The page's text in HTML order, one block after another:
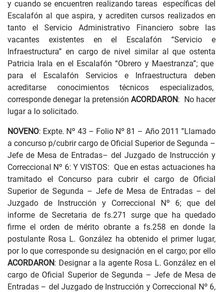
y cuando se encuentren realizando tareas específicas del
Escalafón al que aspira, y acrediten cursos realizados en
tanto el Servicio Administrativo Financiero sobre las
vacantes existentes en el Escalafón “Servicio e
Infraestructura” en cargo de nivel similar al que ostenta
Patricia Irala en el Escalafón “Obrero y Maestranza”; que
para el Escalafón Servicios e Infraestructura deben
acreditarse conocimientos técnicos especializados,
corresponde denegar la pretensiónACORDARON: No hacer
lugar a lo solicitado.
NOVENO: Expte. Nº 43 – Folio Nº 81 – Año 2011 ”Llamado
a concurso p/cubrir cargo de Oficial Superior de Segunda –
Jefe de Mesa de Entradas– del Juzgado de Instrucción y
Correccional Nº 6: Y VISTOS: Que en estas actuaciones ha
tramitado el Concurso para cubrir el cargo de Oficial
Superior de Segunda – Jefe de Mesa de Entradas – del
Juzgado de Instrucción y Correccional Nº 6; que del
informe de Secretaria de fs.271 surge que ha quedado
firme el orden de mérito obrante a fs.258 en donde la
postulante Rosa L. González ha obtenido el primer lugar,
por lo que corresponde su designación en el cargo; por ello
ACORDARON: Designar a la agente Rosa L. González en el
cargo de Oficial Superior de Segunda – Jefe de Mesa de
Entradas – del Juzgado de Instrucción y Correccional Nº 6,